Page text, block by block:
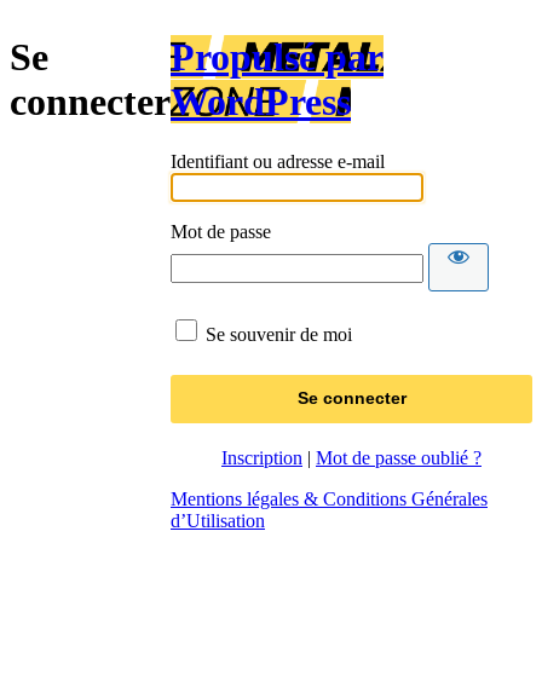
Se
connecter
Propulsé par
WordPress
Identifiant ou adresse e-mail
Mot de passe
Se souvenir de moi
Inscription | Mot de passe oublié ?
Mentions légales & Conditions Générales
d’Utilisation